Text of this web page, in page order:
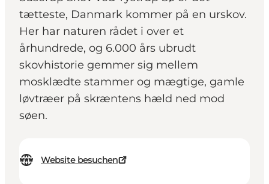
tætteste, Danmark kommer på en urskov.
Her har naturen rådet i over et
århundrede, og 6.000 års ubrudt
skovhistorie gemmer sig mellem
mosklædte stammer og mægtige, gamle
løvtræer på skræntens hæld ned mod
søen.
Website besuchen